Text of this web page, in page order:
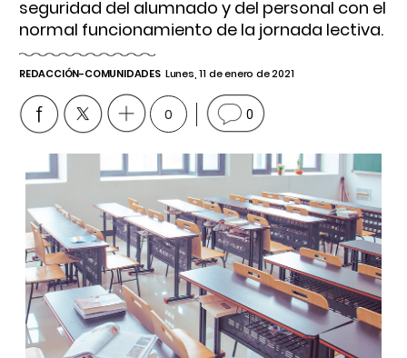
seguridad del alumnado y del personal con el
normal funcionamiento de la jornada lectiva.
REDACCIÓN-COMUNIDADES Lunes, 11 de enero de 2021
0 0